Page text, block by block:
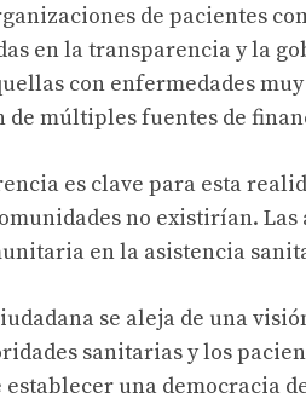
de pacientes
en la transparencia y la
con enfermedades
de múltiples fuentes de
es clave para esta
no existirían.
en la asistencia
se aleja de una
sanitarias y los
establecer una democracia